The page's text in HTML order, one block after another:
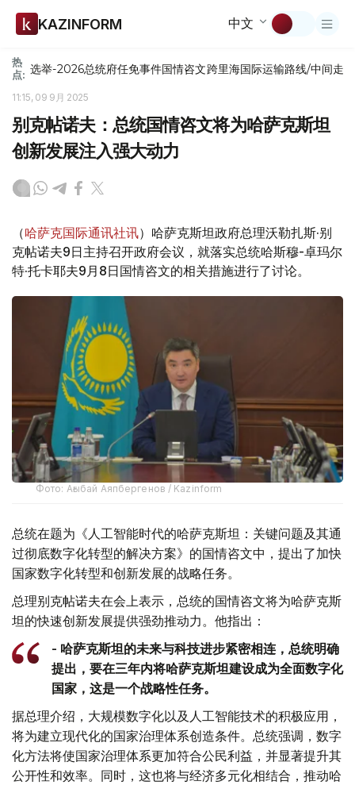
KAZINFORM 中文
热
点: 选举-2026总统府任免事件国情咨文跨里海国际运输路线/中间走廊
11:15, 09 9月 2025
别克帖诺夫：总统国情咨文将为哈萨克斯坦
创新发展注入强大动力
（哈萨克国际通讯社讯）哈萨克斯坦政府总理沃勒扎斯·别
克帖诺夫9日主持召开政府会议，就落实总统哈斯穆-卓玛尔
特·托卡耶夫9月8日国情咨文的相关措施进行了讨论。
Фото: Ағыбай Аяпбергенов / Kazinform
总统在题为《人工智能时代的哈萨克斯坦：关键问题及其通
过彻底数字化转型的解决方案》的国情咨文中，提出了加快
国家数字化转型和创新发展的战略任务。
总理别克帖诺夫在会上表示，总统的国情咨文将为哈萨克斯
坦的快速创新发展提供强劲推动力。他指出：
- 哈萨克斯坦的未来与科技进步紧密相连，总统明确
提出，要在三年内将哈萨克斯坦建设成为全面数字化
国家，这是一个战略性任务。
据总理介绍，大规模数字化以及人工智能技术的积极应用，
将为建立现代化的国家治理体系创造条件。总统强调，数字
化方法将使国家治理体系更加符合公民利益，并显著提升其
公开性和效率。同时，这也将与经济多元化相结合，推动哈